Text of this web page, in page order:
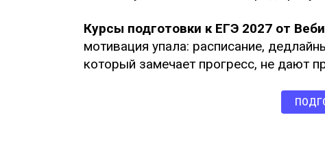
Курсы подготовки к ЕГЭ 2027 от
мотивация упала: расписание,
который замечает прогресс, не дают